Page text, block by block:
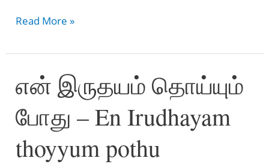
கிருபையின்
–
Kirubaiyin
Devan
Read More »
என் இருதயம் தொய்யும்
போது – En Irudhayam
thoyyum pothu